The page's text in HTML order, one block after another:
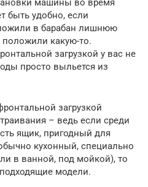
машины во время
быть удобно, если
в барабан лишнюю
какую-то.
загрузкой у вас не
просто выльется из
загрузкой
– ведь если среди
ящик, пригодный для
кухонный, специально
в ванной, под мойкой), то
модели.